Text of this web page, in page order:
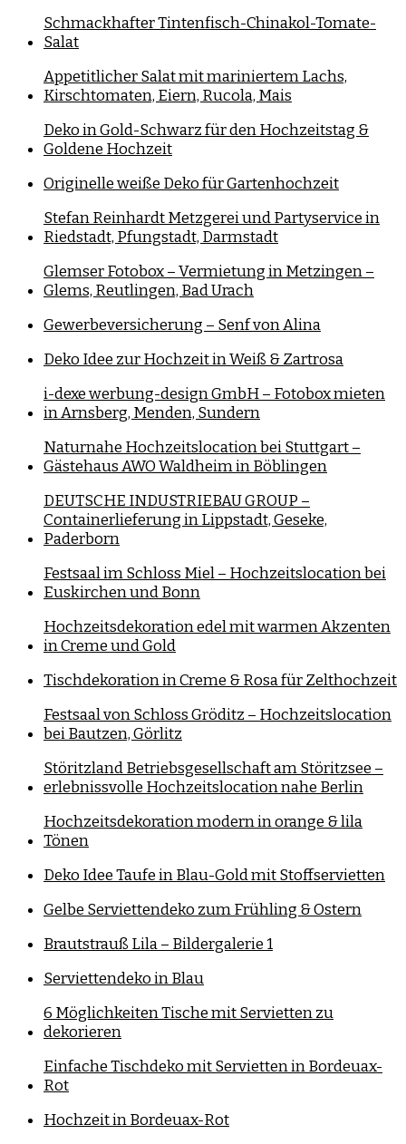
Schmackhafter Tintenfisch-Chinakol-Tomate-
Salat
Appetitlicher Salat mit mariniertem Lachs,
Kirschtomaten, Eiern, Rucola, Mais
Deko in Gold-Schwarz für den Hochzeitstag &
Goldene Hochzeit
Originelle weiße Deko für Gartenhochzeit
Stefan Reinhardt Metzgerei und Partyservice in
Riedstadt, Pfungstadt, Darmstadt
Glemser Fotobox – Vermietung in Metzingen –
Glems, Reutlingen, Bad Urach
Gewerbeversicherung – Senf von Alina
Deko Idee zur Hochzeit in Weiß & Zartrosa
i-dexe werbung-design GmbH – Fotobox mieten
in Arnsberg, Menden, Sundern
Naturnahe Hochzeitslocation bei Stuttgart –
Gästehaus AWO Waldheim in Böblingen
DEUTSCHE INDUSTRIEBAU GROUP –
Containerlieferung in Lippstadt, Geseke,
Paderborn
Festsaal im Schloss Miel – Hochzeitslocation bei
Euskirchen und Bonn
Hochzeitsdekoration edel mit warmen Akzenten
in Creme und Gold
Tischdekoration in Creme & Rosa für Zelthochzeit
Festsaal von Schloss Gröditz – Hochzeitslocation
bei Bautzen, Görlitz
Störitzland Betriebsgesellschaft am Störitzsee –
erlebnissvolle Hochzeitslocation nahe Berlin
Hochzeitsdekoration modern in orange & lila
Tönen
Deko Idee Taufe in Blau-Gold mit Stoffservietten
Gelbe Serviettendeko zum Frühling & Ostern
Brautstrauß Lila – Bildergalerie 1
Serviettendeko in Blau
6 Möglichkeiten Tische mit Servietten zu
dekorieren
Einfache Tischdeko mit Servietten in Bordeuax-
Rot
Hochzeit in Bordeuax-Rot